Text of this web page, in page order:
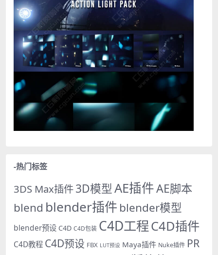
-热门标签
3DS Max插件3D模型AE插件AE脚本
blend blender插件 blender模型
blender预设 C4D C4D包装 C4D工程C4D插件
C4D教程 C4D预设 FBX LUT预设 Maya插件 Nuke插件 PR